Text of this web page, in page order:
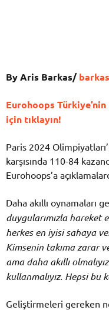
By Aris Barkas/
Eurohoops
için tıklayın!
Paris 2024
karşısında 110-84
Eurohoops’a
Daha akıllı oynamaları
duygularımızla hareket
herkes en iyisi sahaya
Kimsenin takıma zarar
ama daha akıllı
kullanmalıyız. Hepsi bu
Geliştirmeleri gereken